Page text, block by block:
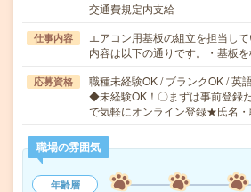
交通費規定内支給
仕事内容
エアコン用基板の組立を担当し
内容は以下の通りです。・基板
応募資格
職種未経験OK / ブランクOK / 英
◆未経験OK！〇まずは事前登録
で気軽にオンライン登録★氏名
職場の雰囲気
年齢層